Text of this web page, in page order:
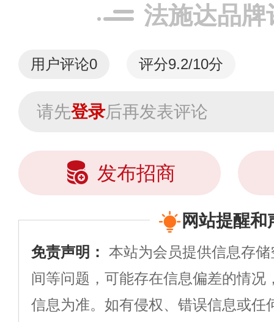
法施达品牌
用户评论0 评分9.2/10分
请先登录后再发表评论
发布招商
网站提醒和
免责声明： 本站为会员提供信息存
间等问题，可能存在信息偏差的情况
信息为准。如有侵权、错误信息或任